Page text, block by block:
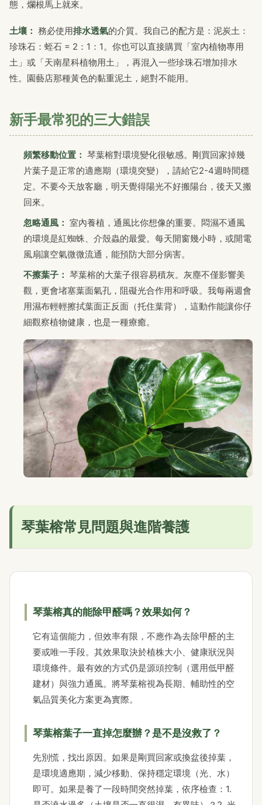
態，爛根馬上就來。
土壤： 務必使用排水透氣的介質。我自己的配方是：泥炭土：
珍珠石：蛭石 = 2：1：1。你也可以直接購買「室內植物專用
土」或「天南星科植物用土」，再混入一些珍珠石增加排水
性。園藝店那種黃色的黏重泥土，絕對不能用。
新手最常犯的三大錯誤
頻繁移動位置： 琴葉榕對環境變化很敏感。剛買回家掉幾
片葉子是正常的適應期（環境突變），請給它2-4週時間穩
定。不要今天放客廳，明天覺得陽光不好搬陽台，後天又搬
回來。
忽略通風： 室內養植，通風比你想像的重要。悶濕不通風
的環境是紅蜘蛛、介殼蟲的最愛。每天開窗幾小時，或開電
風扇讓空氣微微流通，能預防大部分病害。
不擦葉子： 琴葉榕的大葉子很容易積灰。灰塵不僅影響美
觀，更會堵塞葉面氣孔，阻礙光合作用和呼吸。我每兩週會
用濕布輕輕擦拭葉面正反面（托住葉背），這動作能讓你仔
細觀察植物健康，也是一種療癒。
琴葉榕常見問題與進階養護
琴葉榕真的能除甲醛嗎？效果如何？
它有這個能力，但效率有限，不應作為去除甲醛的主
要或唯一手段。其效果取決於植株大小、健康狀況與
環境條件。最有效的方式仍是源頭控制（選用低甲醛
建材）與強力通風。將琴葉榕視為長期、輔助性的空
氣品質美化方案更為實際。
琴葉榕葉子一直掉怎麼辦？是不是沒救了？
先別慌，找出原因。如果是剛買回家或換盆後掉葉，
是環境適應期，減少移動、保持穩定環境（光、水）
即可。如果是養了一段時間突然掉葉，依序檢查：1.